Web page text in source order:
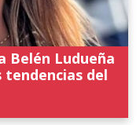
Belén Ludueña
tendencias del